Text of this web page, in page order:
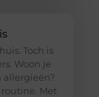
Toch is
Woon je
allergieën?
Met